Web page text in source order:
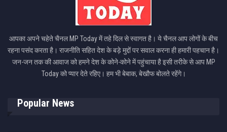
आपका अपने चहेते चैनल MP Today में तहे दिल से स्वागत है। ये चैनल आप लोगों के बीच
रहना पसंद करता है। राजनीति सहित देश के बड़े मुद्दों पर सवाल करना ही हमारी पहचान है।
जन-जन तक की आवाज को हमने देश के कोने-कोने में पहुंचाया है इसी तरीके से आप MP
Today को प्यार देते रहिए। हम भी बेबाक, बेखौफ बोलते रहेंगे।
Popular News